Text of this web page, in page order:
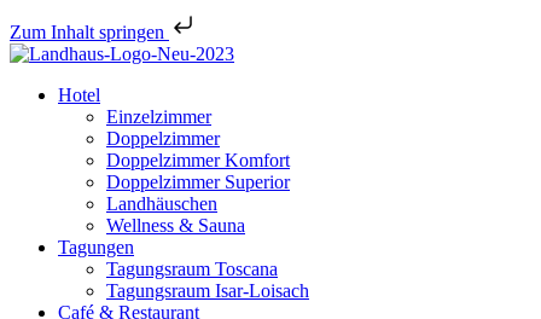
Zum Inhalt springen
Hotel
Einzelzimmer
Doppelzimmer
Doppelzimmer Komfort
Doppelzimmer Superior
Landhäuschen
Wellness & Sauna
Tagungen
Tagungsraum Toscana
Tagungsraum Isar-Loisach
Café & Restaurant